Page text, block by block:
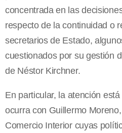
concentrada en las
respecto de la continuidad o
secretarios de Estado,
cuestionados por su gestión
de Néstor Kirchner.
En particular, la atención
ocurra con Guillermo
Comercio Interior cuyas